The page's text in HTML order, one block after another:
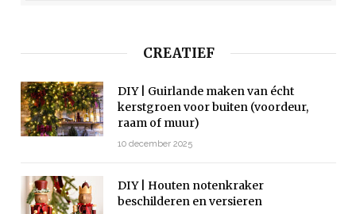
CREATIEF
DIY | Guirlande maken van écht
kerstgroen voor buiten (voordeur,
raam of muur)
10 december 2025
DIY | Houten notenkraker
beschilderen en versieren